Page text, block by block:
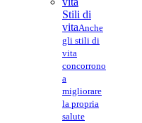
Stili di
vitaAnche
gli stili di
vita
concorrono
a
migliorare
la propria
salute